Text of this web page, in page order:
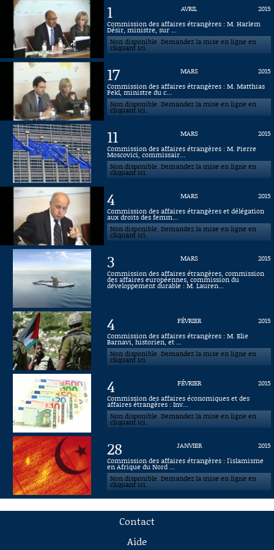
Connaissance, Histoire
Autres
1 AVRIL
2015
Commission des affaires étrangères : M. Harlem
Désir, ministre, sur ...
Non disponible. Demandez la mise en ligne en
cliquant ici.
17 MARS
2015
Commission des affaires étrangères : M. Matthias
Fekl, ministre du c...
Non disponible. Demandez la mise en ligne en
cliquant ici.
11 MARS
2015
Commission des affaires étrangères : M. Pierre
Moscovici, commissair...
Non disponible. Demandez la mise en ligne en
cliquant ici.
4 MARS
2015
Commission des affaires étrangères et délégation
aux droits des femm...
Non disponible. Demandez la mise en ligne en
cliquant ici.
3 MARS
2015
Commission des affaires étrangères, commission
des affaires européennes, commission du
développement durable : M. Lauren...
4 FÉVRIER
2015
Commission des affaires étrangères : M. Elie
Barnavi, historien, et ...
Non disponible. Demandez la mise en ligne en
cliquant ici.
4 FÉVRIER
2015
Commission des affaires économiques et des
affaires étrangères : Inv...
Non disponible. Demandez la mise en ligne en
cliquant ici.
28 JANVIER
2015
Commission des affaires étrangères : l'islamisme
en Afrique du Nord ...
Non disponible. Demandez la mise en ligne en
cliquant ici.
Contact
Aide